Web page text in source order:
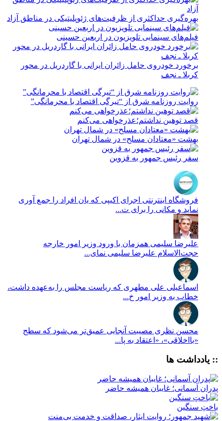
بهره‌گیری حداکثری از ظرفیت‌های ژئوپلیتیکی در مناطق آزاد
فیلم‌های سینمایی تلویزیون در اربعین حسینی
برخورد خودروی حامل زائران ایرانی با گاردریل در محور
کربلا ـ نجف
روایت روزنامه شرق از “تیرگی اقتصاد با محرمانگی”
قصد توهین نداشتم؛عذرخواهی می‌کنم
بهشت «معتادان مسلح» در شمال تهران
سفر رئیس جمهور به قزوین
فروشگاه اینترنتی اجرای اکیپی که یان افراد را جمع آوری
نماید و مکانی را برای ت...
علیرضا سلیمی همزمان با ورود وزیر امور خارجه
حجت‌الاسلام علیرضا سلیمی نمای...
اسماعیلی علی مطهری که ریاست مجلس را به‌عهده داشت،
خطاب به وزیر امور خ...
محسن نظری مصیبت آنجایی عمیق‌تر می‌شود که سطح
«بااخلاقی»، «اعتقاد به پا...
:: یادداشت ها
پدران آسمانی؛ غایبان همیشه حاضر
باختِ سنگین